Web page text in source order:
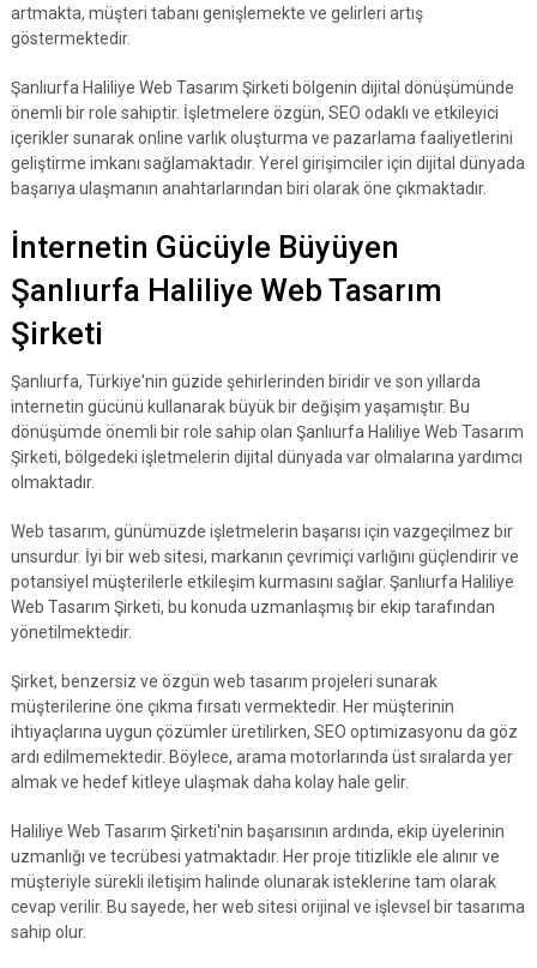
artmakta, müşteri tabanı genişlemekte ve gelirleri artış
göstermektedir.
Şanlıurfa Haliliye Web Tasarım Şirketi bölgenin dijital dönüşümünde
önemli bir role sahiptir. İşletmelere özgün, SEO odaklı ve etkileyici
içerikler sunarak online varlık oluşturma ve pazarlama faaliyetlerini
geliştirme imkanı sağlamaktadır. Yerel girişimciler için dijital dünyada
başarıya ulaşmanın anahtarlarından biri olarak öne çıkmaktadır.
İnternetin Gücüyle Büyüyen
Şanlıurfa Haliliye Web Tasarım
Şirketi
Şanlıurfa, Türkiye'nin güzide şehirlerinden biridir ve son yıllarda
internetin gücünü kullanarak büyük bir değişim yaşamıştır. Bu
dönüşümde önemli bir role sahip olan Şanlıurfa Haliliye Web Tasarım
Şirketi, bölgedeki işletmelerin dijital dünyada var olmalarına yardımcı
olmaktadır.
Web tasarım, günümüzde işletmelerin başarısı için vazgeçilmez bir
unsurdur. İyi bir web sitesi, markanın çevrimiçi varlığını güçlendirir ve
potansiyel müşterilerle etkileşim kurmasını sağlar. Şanlıurfa Haliliye
Web Tasarım Şirketi, bu konuda uzmanlaşmış bir ekip tarafından
yönetilmektedir.
Şirket, benzersiz ve özgün web tasarım projeleri sunarak
müşterilerine öne çıkma fırsatı vermektedir. Her müşterinin
ihtiyaçlarına uygun çözümler üretilirken, SEO optimizasyonu da göz
ardı edilmemektedir. Böylece, arama motorlarında üst sıralarda yer
almak ve hedef kitleye ulaşmak daha kolay hale gelir.
Haliliye Web Tasarım Şirketi'nin başarısının ardında, ekip üyelerinin
uzmanlığı ve tecrübesi yatmaktadır. Her proje titizlikle ele alınır ve
müşteriyle sürekli iletişim halinde olunarak isteklerine tam olarak
cevap verilir. Bu sayede, her web sitesi orijinal ve işlevsel bir tasarıma
sahip olur.